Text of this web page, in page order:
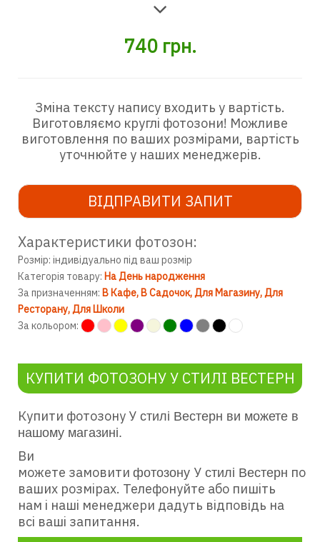
740 грн.
Зміна тексту напису входить у вартість.
Виготовляємо круглі фотозони! Можливе
виготовлення по ваших розмірами, вартість
уточнюйте у наших менеджерів.
ВІДПРАВИТИ ЗАПИТ
Характеристики фотозон:
Розмір: індивідуально під ваш розмір
Категорія товару: На День народження
За призначенням: В Кафе В Садочок Для Магазину Для
Ресторану Для Школи
За кольором:
КУПИТИ ФОТОЗОНУ У СТИЛІ ВЕСТЕРН
Купити фотозону У стилі Вестерн ви можете в
нашому магазині.
Ви
можете замовити фотозону У стилі Вестерн по
ваших розмірах. Телефонуйте або пишіть
нам і наші менеджери дадуть відповідь на
всі ваші запитання.